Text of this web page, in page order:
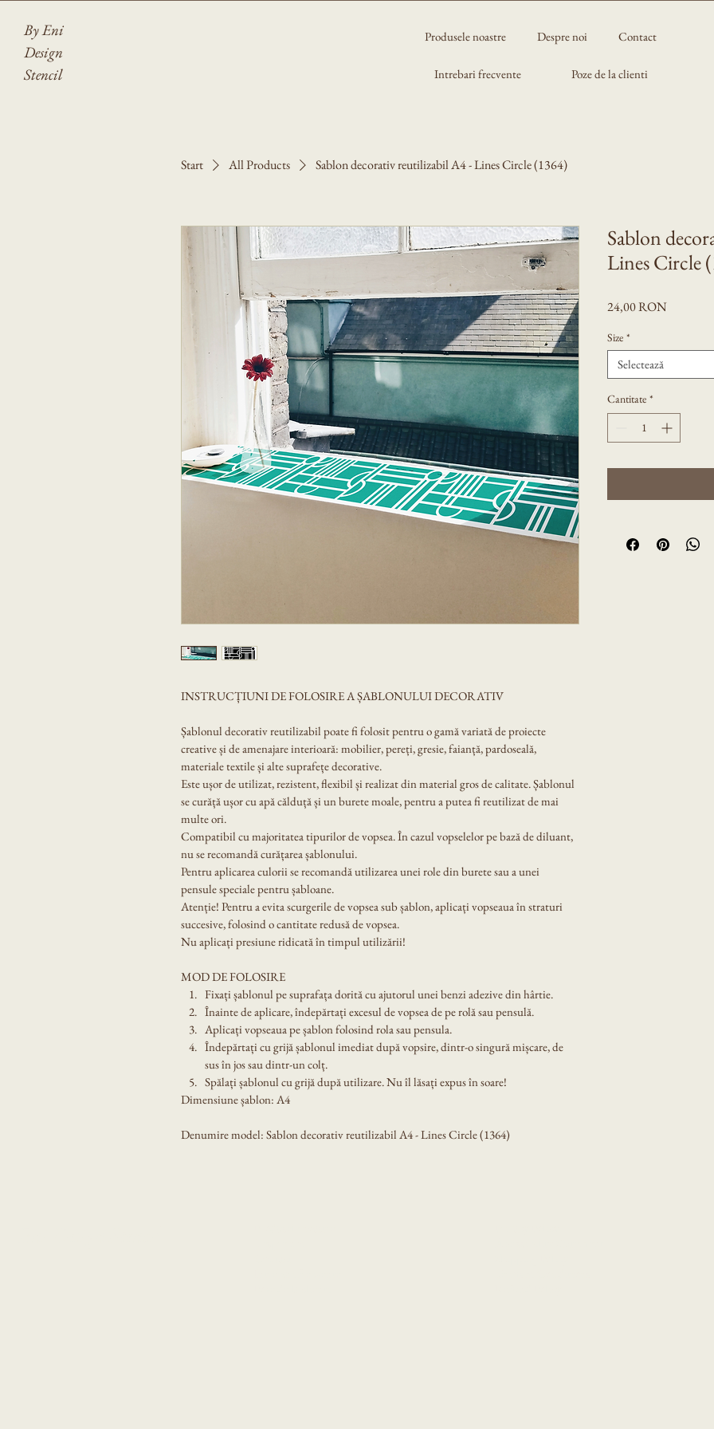
By Eni
Design
Stencil
Produsele noastre Despre noi Contact
Intrebari frecvente Poze de la clienti
Start All Products Sablon decorativ reutilizabil A4 - Lines Circle (1364)
INSTRUCȚIUNI DE FOLOSIRE A ȘABLONULUI DECORATIV
Șablonul decorativ reutilizabil poate fi folosit pentru o gamă variată de proiecte
creative și de amenajare interioară: mobilier, pereți, gresie, faianță, pardoseală,
materiale textile și alte suprafețe decorative.
Este ușor de utilizat, rezistent, flexibil și realizat din material gros de calitate. Șablonul
se curăță ușor cu apă călduță și un burete moale, pentru a putea fi reutilizat de mai
multe ori.
Compatibil cu majoritatea tipurilor de vopsea. În cazul vopselelor pe bază de diluant,
nu se recomandă curățarea șablonului.
Pentru aplicarea culorii se recomandă utilizarea unei role din burete sau a unei
pensule speciale pentru șabloane.
Atenție! Pentru a evita scurgerile de vopsea sub șablon, aplicați vopseaua în straturi
succesive, folosind o cantitate redusă de vopsea.
Nu aplicați presiune ridicată în timpul utilizării!
MOD DE FOLOSIRE
Fixați șablonul pe suprafața dorită cu ajutorul unei benzi adezive din hârtie.
Înainte de aplicare, îndepărtați excesul de vopsea de pe rolă sau pensulă.
Aplicați vopseaua pe șablon folosind rola sau pensula.
Îndepărtați cu grijă șablonul imediat după vopsire, dintr-o singură mișcare, de
sus în jos sau dintr-un colț.
Spălați șablonul cu grijă după utilizare. Nu îl lăsați expus în soare!
Dimensiune șablon: A4
Denumire model: Sablon decorativ reutilizabil A4 - Lines Circle (1364)
Sablon
Lines Circle
24,00 RONPreț
Size *
Selectează
Cantitate *